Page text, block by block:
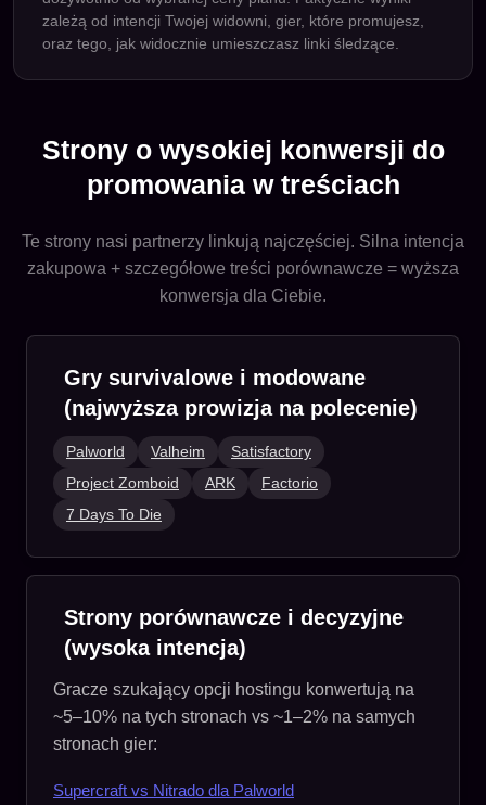
zależą od intencji Twojej widowni, gier, które promujesz,
oraz tego, jak widocznie umieszczasz linki śledzące.
Strony o wysokiej konwersji do
promowania w treściach
Te strony nasi partnerzy linkują najczęściej. Silna intencja
zakupowa + szczegółowe treści porównawcze = wyższa
konwersja dla Ciebie.
Gry survivalowe i modowane
(najwyższa prowizja na polecenie)
Palworld Valheim
Satisfactory
Project Zomboid
ARK
Factorio
7 Days To Die
Strony porównawcze i decyzyjne
(wysoka intencja)
Gracze szukający opcji hostingu konwertują na
~5–10% na tych stronach vs ~1–2% na samych
stronach gier:
Supercraft vs Nitrado dla Palworld